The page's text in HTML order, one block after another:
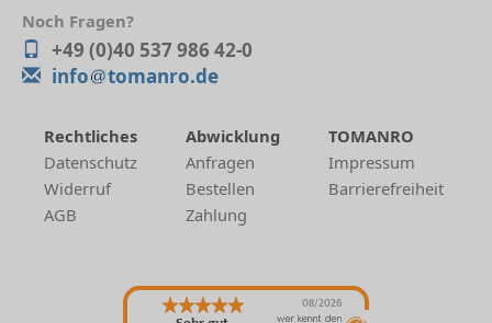
Noch Fragen?
+49 (0)40 537 986 42-0
info
tomanro.de
Rechtliches
Datenschutz
Widerruf
AGB
Abwicklung
Anfragen
Bestellen
Zahlung
TOMANRO
Impressum
Barrierefreiheit
08/2026